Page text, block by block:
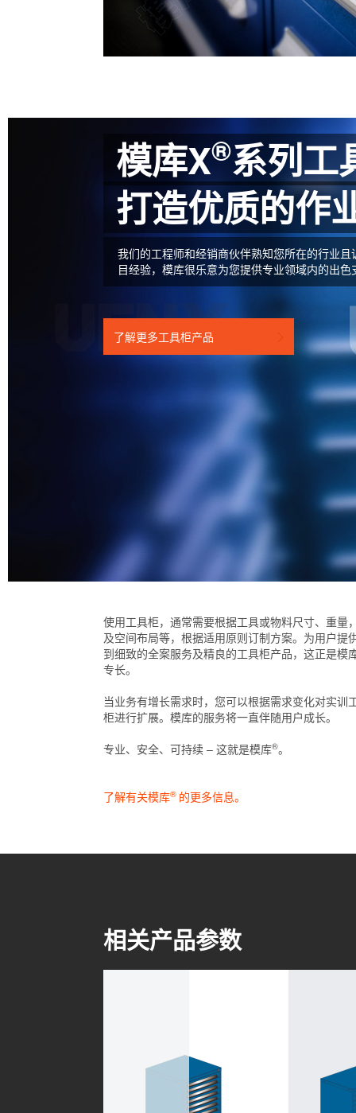
模库X®系列工
打造优质的作
我们的工程师和经销商伙伴熟知您所在的行业
目经验，模库很乐意为您提供专业领域内的出色
了解更多工具柜产品
使用工具柜，通常需要根据工具或物料尺寸、重量
及空间布局等，根据适用原则订制方案。为用户提
到细致的全案服务及精良的工具柜产品，这正是模
专长。
当业务有增长需求时，您可以根据需求变化对实训
柜进行扩展。模库的服务将一直伴随用户成长。
专业、安全、可持续 – 这就是模库®。
了解有关模库® 的更多信息。
相关产品参数